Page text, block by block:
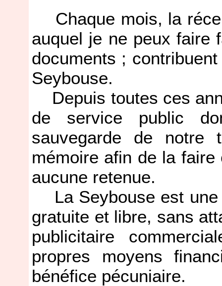
Chaque mois, la
auquel je ne peux faire
documents ;
Seybouse.
Depuis toutes ces
de service public
sauvegarde de notre
mémoire afin de la
aucune retenue.
La Seybouse est une
gratuite et libre, sans
publicitaire
propres moyens
bénéfice pécuniaire.